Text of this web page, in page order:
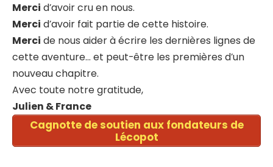
Merci d’avoir cru en nous.
Merci d’avoir fait partie de cette histoire.
Merci de nous aider à écrire les dernières lignes de
cette aventure… et peut-être les premières d’un
nouveau chapitre.
Avec toute notre gratitude,
Julien & France
Cagnotte de soutien aux fondateurs de
Lécopot